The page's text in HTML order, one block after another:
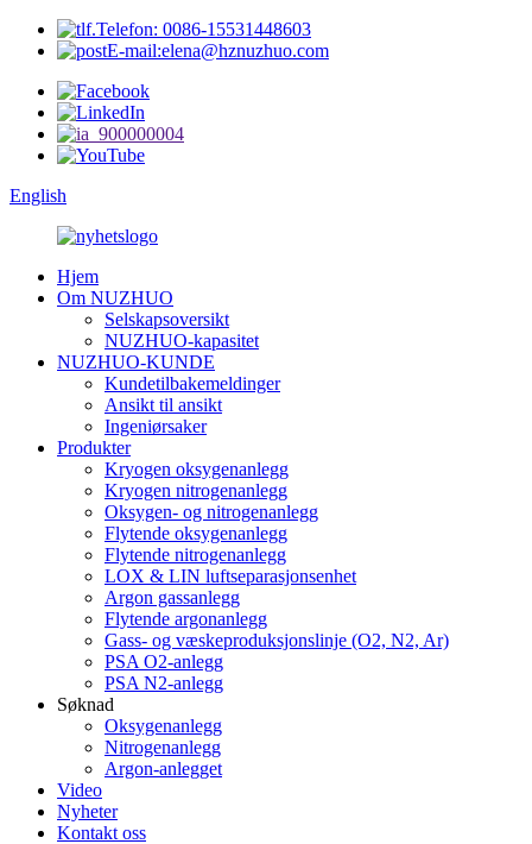
Telefon: 0086-15531448603
E-mail:elena@hznuzhuo.com
English
Hjem
Om NUZHUO
Selskapsoversikt
NUZHUO-kapasitet
NUZHUO-KUNDE
Kundetilbakemeldinger
Ansikt til ansikt
Ingeniørsaker
Produkter
Kryogen oksygenanlegg
Kryogen nitrogenanlegg
Oksygen- og nitrogenanlegg
Flytende oksygenanlegg
Flytende nitrogenanlegg
LOX & LIN luftseparasjonsenhet
Argon gassanlegg
Flytende argonanlegg
Gass- og væskeproduksjonslinje (O2, N2, Ar)
PSA O2-anlegg
PSA N2-anlegg
Søknad
Oksygenanlegg
Nitrogenanlegg
Argon-anlegget
Video
Nyheter
Kontakt oss